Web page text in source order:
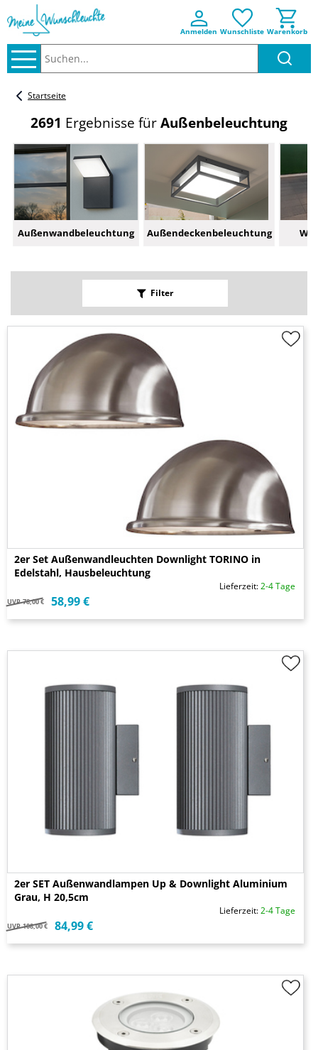
Anmelden Wunschliste Warenkorb
Startseite
2691 Ergebnisse fürAußenbeleuchtung
Außenwandbeleuchtung Außendeckenbeleuchtung
Filter
2er Set Außenwandleuchten Downlight TORINO in
Edelstahl, Hausbeleuchtung
Lieferzeit:2-4 Tage
UVP 78,00 € 58,99 €
2er SET Außenwandlampen Up & Downlight Aluminium
Grau, H 20,5cm
Lieferzeit:2-4 Tage
UVP 108,00 € 84,99 €